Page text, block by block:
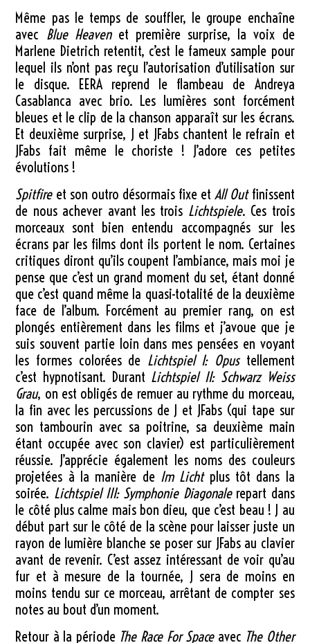
Même pas le temps de souffler, le groupe enchaîne
avec Blue Heavenet première surprise, la voix de
Marlene Dietrich retentit, c’est le fameux sample pour
lequel ils n’ont pas reçu l’autorisation d’utilisation sur
le disque. EERA reprend le flambeau de Andreya
Casablanca avec brio. Les lumières sont forcément
bleues et le clip de la chanson apparaît sur les écrans.
Et deuxième surprise, J et JFabs chantent le refrain et
JFabs fait même le choriste ! J’adore ces petites
évolutions !
Spitfireet son outro désormais fixe etAll Outfinissent
de nous achever avant les trois Lichtspiele. Ces trois
morceaux sont bien entendu accompagnés sur les
écrans par les films dont ils portent le nom. Certaines
critiques diront qu’ils coupent l’ambiance, mais moi je
pense que c’est un grand moment du set, étant donné
que c’est quand même la quasi-totalité de la deuxième
face de l’album. Forcément au premier rang, on est
plongés entièrement dans les films et j’avoue que je
suis souvent partie loin dans mes pensées en voyant
les formes colorées de Lichtspiel I: Opustellement
c’est hypnotisant. Durant Lichtspiel II: Schwarz Weiss
Grau, on est obligés de remuer au rythme du morceau,
la fin avec les percussions de J et JFabs (qui tape sur
son tambourin avec sa poitrine, sa deuxième main
étant occupée avec son clavier) est particulièrement
réussie. J’apprécie également les noms des couleurs
projetées à la manière de Im Lichtplus tôt dans la
soirée. Lichtspiel III: Symphonie Diagonalerepart dans
le côté plus calme mais bon dieu, que c’est beau ! J au
début part sur le côté de la scène pour laisser juste un
rayon de lumière blanche se poser sur JFabs au clavier
avant de revenir. C’est assez intéressant de voir qu’au
fur et à mesure de la tournée, J sera de moins en
moins tendu sur ce morceau, arrêtant de compter ses
notes au bout d’un moment.
Retour à la période The Race For Spaceavec The Other